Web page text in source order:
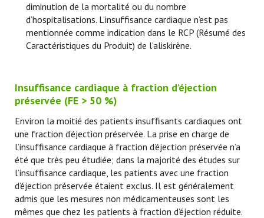
diminution de la mortalité ou du nombre
d’hospitalisations. L’insuffisance cardiaque n’est pas
mentionnée comme indication dans le RCP (Résumé des
Caractéristiques du Produit) de l’aliskirène.
Insuffisance cardiaque à fraction d’éjection
préservée (FE > 50 %)
Environ la moitié des patients insuffisants cardiaques ont
une fraction d’éjection préservée. La prise en charge de
l’insuffisance cardiaque à fraction d’éjection préservée n’a
été que très peu étudiée; dans la majorité des études sur
l’insuffisance cardiaque, les patients avec une fraction
d’éjection préservée étaient exclus. Il est généralement
admis que les mesures non médicamenteuses sont les
mêmes que chez les patients à fraction d’éjection réduite.